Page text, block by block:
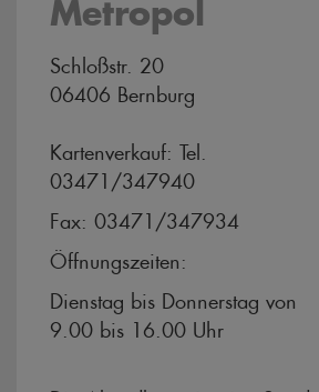
Metropol
Schloßstr. 20
06406 Bernburg
Kartenverkauf: Tel.
03471/347940
Fax: 03471/347934
Öffnungszeiten:
Dienstag bis Donnerstag von
9.00 bis 16.00 Uhr